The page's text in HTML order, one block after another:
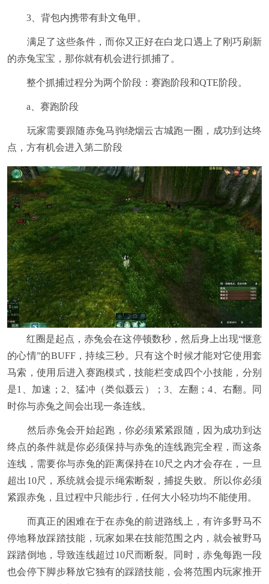
3、背包内携带有卦文龟甲。
满足了这些条件，而你又正好在白龙口遇上了刚巧刷新
的赤兔宝宝，那你就有机会进行抓捕了。
整个抓捕过程分为两个阶段：赛跑阶段和QTE阶段。
a、赛跑阶段
玩家需要跟随赤兔马驹绕烟云古城跑一圈，成功到达终
点，方有机会进入第二阶段
红圈是起点，赤兔会在这停顿数秒，然后身上出现“惬意
的心情”的BUFF，持续三秒。只有这个时候才能对它使用套
马索，使用后进入赛跑模式，技能栏变成四个小技能，分别
是1、加速；2、猛冲（类似聂云）；3、左翻；4、右翻。同
时你与赤兔之间会出现一条连线。
然后赤兔会开始起跑，你必须紧紧跟随，因为成功到达
终点的条件就是你必须保持与赤兔的连线跑完全程，而这条
连线，需要你与赤兔的距离保持在10尺之内才会存在，一旦
超出10尺，系统就会提示绳索断裂，捕捉失败。所以你必须
紧跟赤兔，且过程中只能步行，任何大小轻功均不能使用。
而真正的困难在于在赤兔的前进路线上，有许多野马不
停地释放踩踏技能，玩家如果在技能范围之内，就会被野马
踩踏倒地，导致连线超过10尺而断裂。同时，赤兔每跑一段
也会停下脚步释放它独有的踩踏技能，会将范围内玩家推开